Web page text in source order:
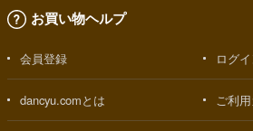
お買い物ヘルプ
会員登録 ログ
dancyu.comとは ご利